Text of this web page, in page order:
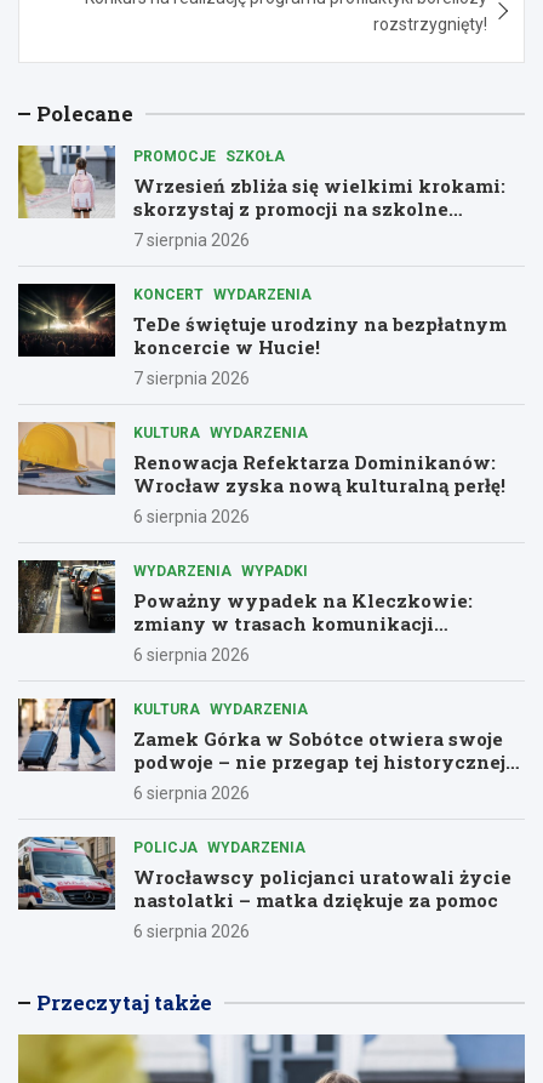
rozstrzygnięty!
Polecane
PROMOCJE SZKOŁA
Wrzesień zbliża się wielkimi krokami:
skorzystaj z promocji na szkolne
zestawy!
7 sierpnia 2026
KONCERT WYDARZENIA
TeDe świętuje urodziny na bezpłatnym
koncercie w Hucie!
7 sierpnia 2026
KULTURA WYDARZENIA
Renowacja Refektarza Dominikanów:
Wrocław zyska nową kulturalną perłę!
6 sierpnia 2026
WYDARZENIA WYPADKI
Poważny wypadek na Kleczkowie:
zmiany w trasach komunikacji
miejskiej
6 sierpnia 2026
KULTURA WYDARZENIA
Zamek Górka w Sobótce otwiera swoje
podwoje – nie przegap tej historycznej
przygody!
6 sierpnia 2026
POLICJA WYDARZENIA
Wrocławscy policjanci uratowali życie
nastolatki – matka dziękuje za pomoc
6 sierpnia 2026
Przeczytaj także